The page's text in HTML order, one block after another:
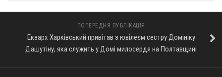
ПОПЕРЕДНЯ ПУБЛІКАЦІЯ
Екзарх Харківський привітав з ювілеєм сестру Домініку
Дашутіну, яка служить у Домі милосердя на Полтавщині